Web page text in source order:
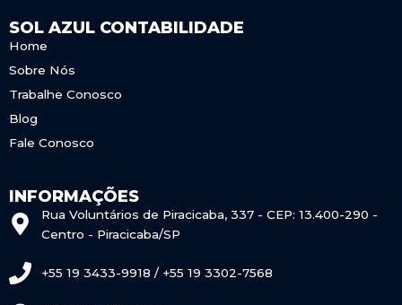
SOL AZUL CONTABILIDADE
Home
Sobre Nós
Trabalhe Conosco
Blog
Fale Conosco
INFORMAÇÕES
Rua Voluntários de Piracicaba, 337 - CEP: 13.400-290 -
Centro - Piracicaba/SP
+55 19 3433-9918 / +55 19 3302-7568